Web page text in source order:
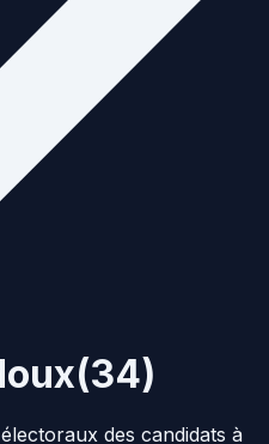
(34)
des candidats à